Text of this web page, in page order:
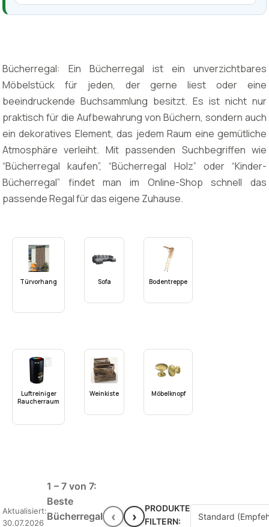
Bücherregal: Ein Bücherregal ist ein unverzichtbares
Möbelstück für jeden, der gerne liest oder eine
beeindruckende Buchsammlung besitzt. Es ist nicht nur
praktisch für die Aufbewahrung von Büchern, sondern auch
ein dekoratives Element, das jedem Raum eine gemütliche
Atmosphäre verleiht. Mit passenden Suchbegriffen wie
“Bücherregal kaufen”, “Bücherregal Holz” oder “Kinder-
Bücherregal” findet man im Online-Shop schnell das
passende Regal für das eigene Zuhause.
Türvorhang Sofa Bodentreppe
Luftreiniger
Raucherraum
Weinkiste Möbelknopf
Aktualisiert:
30.07.2026
1 – 7 von 7:
Beste
Bücherregal
‹ ›
PRODUKTE
FILTERN: